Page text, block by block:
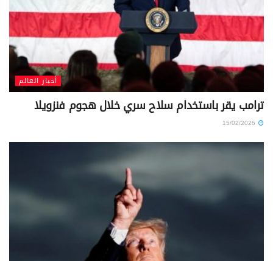
أخبار العالم
ترامب يقر باستخدام سلاح سري خلال هجوم فنزويلا